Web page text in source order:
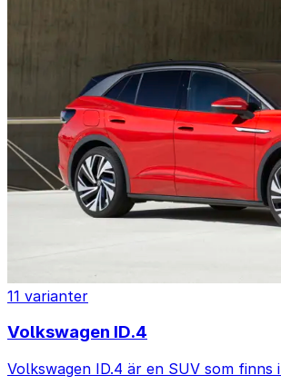
11 varianter
Volkswagen ID.4
Volkswagen ID.4 är en SUV som finns